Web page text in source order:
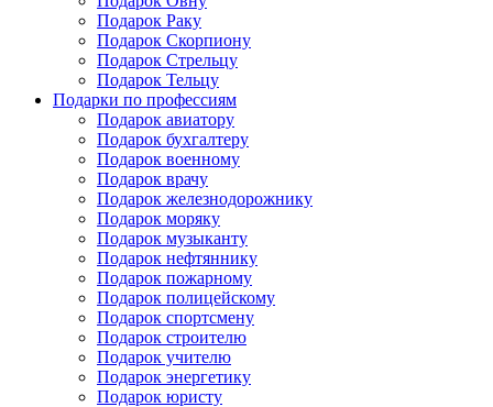
Подарок Раку
Подарок Скорпиону
Подарок Стрельцу
Подарок Тельцу
Подарки по профессиям
Подарок авиатору
Подарок бухгалтеру
Подарок военному
Подарок врачу
Подарок железнодорожнику
Подарок моряку
Подарок музыканту
Подарок нефтяннику
Подарок пожарному
Подарок полицейскому
Подарок спортсмену
Подарок строителю
Подарок учителю
Подарок энергетику
Подарок юристу